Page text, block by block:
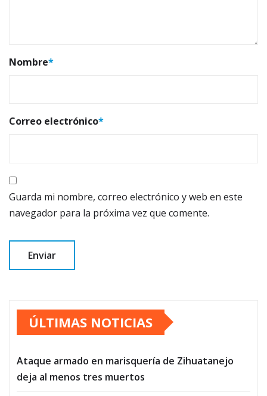
Nombre*
Correo electrónico*
Guarda mi nombre, correo electrónico y web en este
navegador para la próxima vez que comente.
ÚLTIMAS NOTICIAS
Ataque armado en marisquería de Zihuatanejo
deja al menos tres muertos